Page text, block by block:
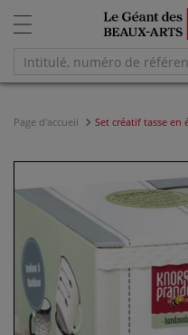
Page d'accueil Set créatif tasse en